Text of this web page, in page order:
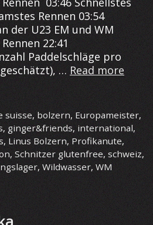
Rennen 03:54
der U23 EM und WM
22:41
Paddelschläge pro
… Read moreDie
2021
in
suisse, bolzern, Europameister,
, ginger&friends, international,
, Linus Bolzern, Profikanute,
, Schnitzer glutenfree, schweiz,
, Wildwasser, WM